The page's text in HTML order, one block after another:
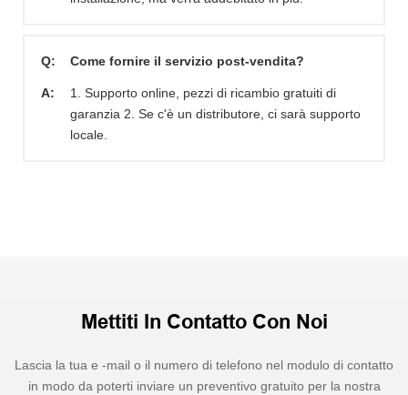
Q: Come fornire il servizio post-vendita?
A:
1. Supporto online, pezzi di ricambio gratuiti di
garanzia 2. Se c'è un distributore, ci sarà supporto
locale.
Mettiti In Contatto Con Noi
Lascia la tua e -mail o il numero di telefono nel modulo di contatto
in modo da poterti inviare un preventivo gratuito per la nostra